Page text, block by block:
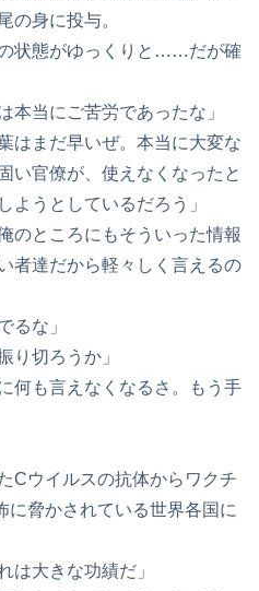
の身に投与。
状態がゆっくりと……だが確
当にご苦労であったな」
はまだ早いぜ。本当に大変な
い官僚が、使えなくなったと
ようとしているだろう」
ところにもそういった情報
者達だから軽々しく言えるの
な」
り切ろうか」
何も言えなくなるさ。もう手
Cウイルスの抗体からワクチ
に脅かされている世界各国に
大きな功績だ」